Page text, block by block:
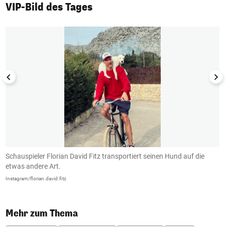
VIP-Bild des Tages
1/50
Schauspieler Florian David Fitz transportiert seinen Hund auf die
etwas andere Art.
Instagram/florian.david.fitz
Mehr zum Thema